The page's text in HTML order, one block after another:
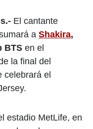
El cantante
a Shakira,
BTS en el
la final del
celebrará el
estadio MetLife, en